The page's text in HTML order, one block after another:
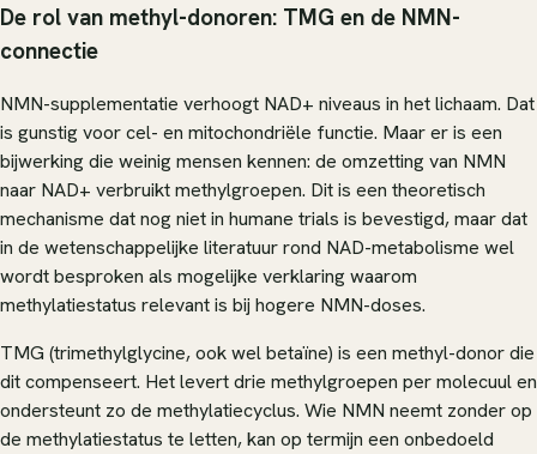
De rol van methyl-donoren: TMG en de NMN-
connectie
NMN-supplementatie verhoogt NAD+ niveaus in het lichaam. Dat
is gunstig voor cel- en mitochondriële functie. Maar er is een
bijwerking die weinig mensen kennen: de omzetting van NMN
naar NAD+ verbruikt methylgroepen. Dit is een theoretisch
mechanisme dat nog niet in humane trials is bevestigd, maar dat
in de wetenschappelijke literatuur rond NAD-metabolisme wel
wordt besproken als mogelijke verklaring waarom
methylatiestatus relevant is bij hogere NMN-doses.
TMG (trimethylglycine, ook wel betaïne) is een methyl-donor die
dit compenseert. Het levert drie methylgroepen per molecuul en
ondersteunt zo de methylatiecyclus. Wie NMN neemt zonder op
de methylatiestatus te letten, kan op termijn een onbedoeld